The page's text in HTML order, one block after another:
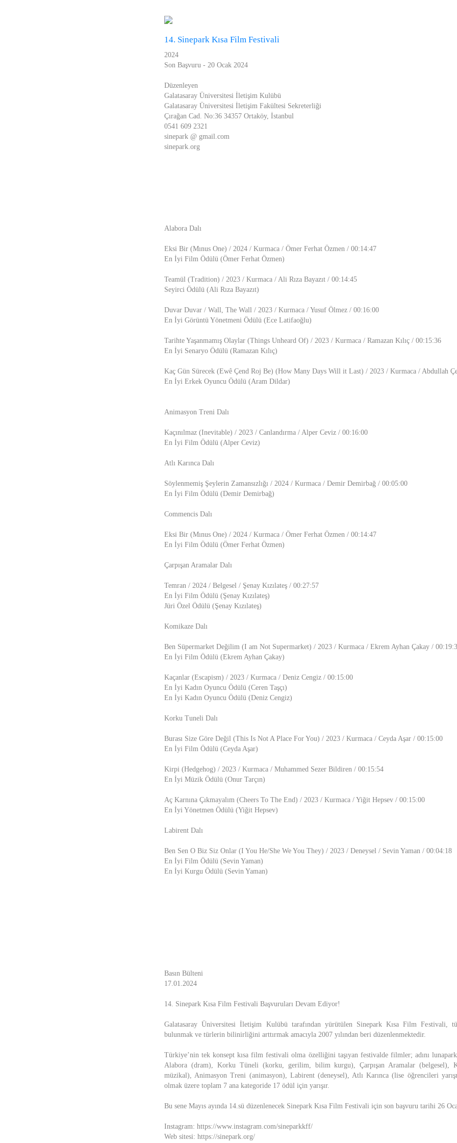
14. Sinepark Kısa Film Festivali
2024
Son Başvuru - 20 Ocak 2024
Düzenleyen
Galatasaray Üniversitesi İletişim Kulübü
Galatasaray Üniversitesi İletişim Fakültesi Sekreterliği
Çırağan Cad. No:36 34357 Ortaköy, İstanbul
0541 609 2321
sinepark @ gmail.com
sinepark.org
Alabora Dalı
Eksi Bir (Mınus One) / 2024 / Kurmaca / Ömer Ferhat Özmen / 00:14:47
En İyi Film Ödülü (Ömer Ferhat Özmen)
Teamül (Tradition) / 2023 / Kurmaca / Ali Rıza Bayazıt / 00:14:45
Seyirci Ödülü (Ali Rıza Bayazıt)
Duvar Duvar / Wall, The Wall / 2023 / Kurmaca / Yusuf Ölmez / 00:16:00
En İyi Görüntü Yönetmeni Ödülü (Ece Latifaoğlu)
Tarihte Yaşanmamış Olaylar (Things Unheard Of) / 2023 / Kurmaca / Ramazan Kılıç / 00:15:36
En İyi Senaryo Ödülü (Ramazan Kılıç)
Kaç Gün Sürecek (Ewê Çend Roj Be) (How Many Days Will it Last) / 2023 / Kurmaca / Abdullah
En İyi Erkek Oyuncu Ödülü (Aram Dildar)
Animasyon Treni Dalı
Kaçınılmaz (Inevitable) / 2023 / Canlandırma / Alper Ceviz / 00:16:00
En İyi Film Ödülü (Alper Ceviz)
Atlı Karınca Dalı
Söylenmemiş Şeylerin Zamansızlığı / 2024 / Kurmaca / Demir Demirbağ / 00:05:00
En İyi Film Ödülü (Demir Demirbağ)
Commencis Dalı
Eksi Bir (Mınus One) / 2024 / Kurmaca / Ömer Ferhat Özmen / 00:14:47
En İyi Film Ödülü (Ömer Ferhat Özmen)
Çarpışan Aramalar Dalı
Temran / 2024 / Belgesel / Şenay Kızılateş / 00:27:57
En İyi Film Ödülü (Şenay Kızılateş)
Jüri Özel Ödülü (Şenay Kızılateş)
Komikaze Dalı
Ben Süpermarket Değilim (I am Not Supermarket) / 2023 / Kurmaca / Ekrem Ayhan Çakay /
En İyi Film Ödülü (Ekrem Ayhan Çakay)
Kaçanlar (Escapism) / 2023 / Kurmaca / Deniz Cengiz / 00:15:00
En İyi Kadın Oyuncu Ödülü (Ceren Taşçı)
En İyi Kadın Oyuncu Ödülü (Deniz Cengiz)
Korku Tuneli Dalı
Burası Size Göre Değil (This Is Not A Place For You) / 2023 / Kurmaca / Ceyda Aşar / 00:15:00
En İyi Film Ödülü (Ceyda Aşar)
Kirpi (Hedgehog) / 2023 / Kurmaca / Muhammed Sezer Bildiren / 00:15:54
En İyi Müzik Ödülü (Onur Tarçın)
Aç Karnına Çıkmayalım (Cheers To The End) / 2023 / Kurmaca / Yiğit Hepsev / 00:15:00
En İyi Yönetmen Ödülü (Yiğit Hepsev)
Labirent Dalı
Ben Sen O Biz Siz Onlar (I You He/She We You They) / 2023 / Deneysel / Sevin Yaman / 00:04:18
En İyi Film Ödülü (Sevin Yaman)
En İyi Kurgu Ödülü (Sevin Yaman)
Basın Bülteni
17.01.2024
14. Sinepark Kısa Film Festivali Başvuruları Devam Ediyor!
Galatasaray Üniversitesi İletişim Kulübü tarafından yürütülen Sinepark Kısa Film Festivali,
bulunmak ve türlerin bilinirliğini arttırmak amacıyla 2007 yılından beri düzenlenmektedir.
Türkiye’nin tek konsept kısa film festivali olma özelliğini taşıyan festivalde filmler; adını
Alabora (dram), Korku Tüneli (korku, gerilim, bilim kurgu), Çarpışan Aramalar (belgesel),
müzikal), Animasyon Treni (animasyon), Labirent (deneysel), Atlı Karınca (lise öğrencileri
olmak üzere toplam 7 ana kategoride 17 ödül için yarışır.
Bu sene Mayıs ayında 14.sü düzenlenecek Sinepark Kısa Film Festivali için son başvuru tarihi 26
Instagram: https://www.instagram.com/sineparkkff/
Web sitesi: https://sinepark.org/